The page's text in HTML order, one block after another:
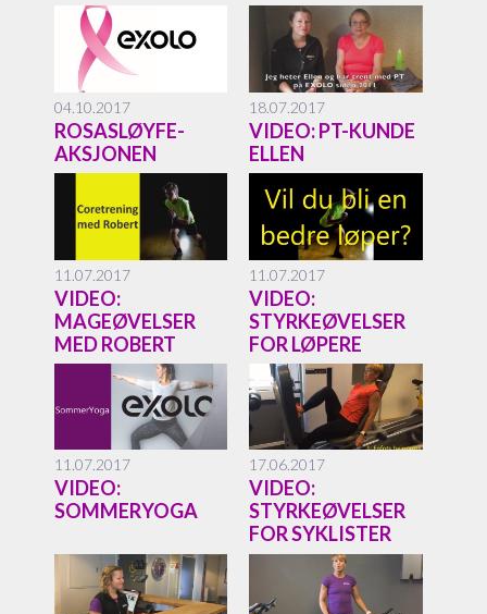
04.10.2017
ROSASLØYFE-
AKSJONEN
18.07.2017
VIDEO: PT-KUNDE
ELLEN
11.07.2017
VIDEO:
MAGEØVELSER
MED ROBERT
11.07.2017
VIDEO:
STYRKEØVELSER
FOR LØPERE
11.07.2017
VIDEO:
SOMMERYOGA
17.06.2017
VIDEO:
STYRKEØVELSER
FOR SYKLISTER